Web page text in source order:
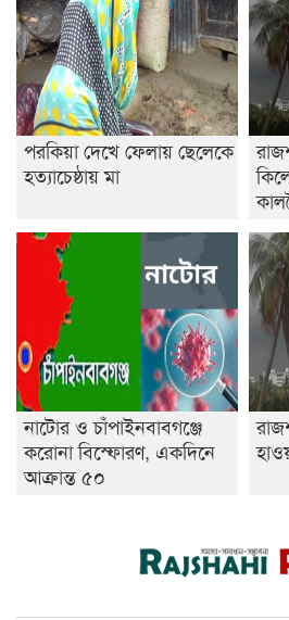
পরকিয়া দেখে ফেলায় ছেলেকে
হত্যাচেষ্ঠায় মা
নাটোর ও চাঁপাইনবাবগঞ্জে
করোনা বিস্ফোরণ, একদিনে
আক্রান্ত ৫০